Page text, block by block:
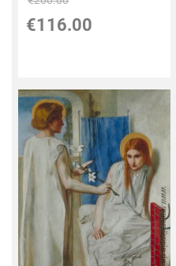
€116.00